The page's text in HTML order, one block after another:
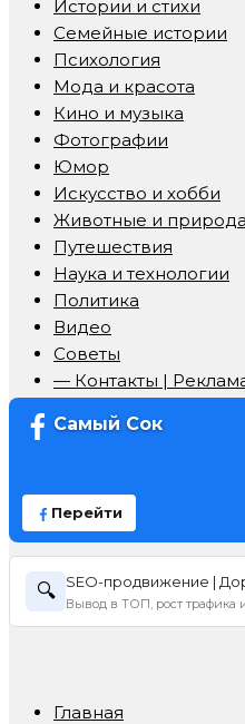
Истории и стихи
Семейные истории
Психология
Мода и красота
Кино и музыка
Фотографии
Юмор
Искусство и хобби
Животные и природа
Путешествия
Наука и технологии
Политика
Видео
Советы
— Контакты |
Самый Сок
Перейти
🔍 SEO-продвижение |
Вывод в ТОП, рост трафика
Главная